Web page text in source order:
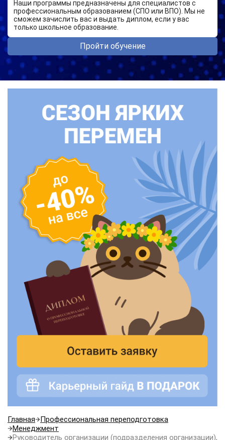
Наши программы предназначены для специалистов с
профессиональным образованием (СПО или ВПО). Мы не
сможем зачислить вас и выдать диплом, если у вас
только школьное образование.
Пройти обучение
Главная
Профессиональная переподготовка
Менеджмент
Руководитель организации (подразделения организации),